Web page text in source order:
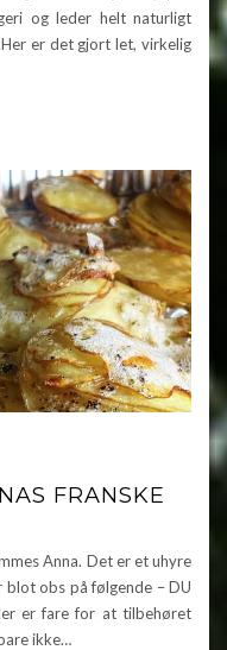
og leder helt naturligt
er det gjort let, virkelig
FRANSKE
Anna. Det er et uhyre
obs på følgende – DU
er fare for at tilbehøret
ikke…